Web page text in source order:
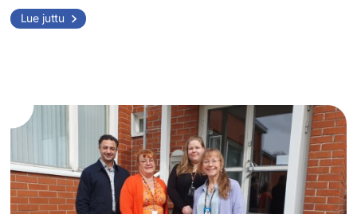
Lue juttu Hopeaa,
pronssia
Taitaja-
joukkueelle